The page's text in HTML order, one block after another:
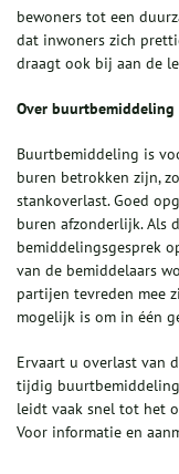
bewoners tot een
dat inwoners zich
draagt ook bij aan de
Over buurtbemiddeling
Buurtbemiddeling is
buren betrokken zijn,
stankoverlast. Goed
buren afzonderlijk. Als
bemiddelingsgesprek
van de bemiddelaars
partijen tevreden mee
mogelijk is om in één
Ervaart u overlast van
tijdig
leidt vaak snel tot het
Voor informatie en